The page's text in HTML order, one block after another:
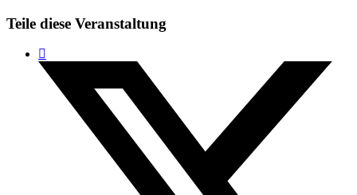
Teile diese Veranstaltung